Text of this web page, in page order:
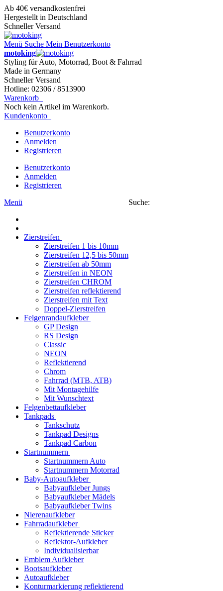
Ab 40€ versandkostenfrei
Hergestellt in Deutschland
Schneller Versand
Menü Suche Mein Benutzerkonto
motoking
Styling für Auto, Motorrad, Boot & Fahrrad
Made in Germany
Schneller Versand
Hotline: 02306 / 8513900
Warenkorb
Noch kein Artikel im Warenkorb.
Kundenkonto
Benutzerkonto
Anmelden
Registrieren
Benutzerkonto
Anmelden
Registrieren
Menü
Zierstreifen
Zierstreifen 1 bis 10mm
Zierstreifen 12,5 bis 50mm
Zierstreifen ab 50mm
Zierstreifen in NEON
Zierstreifen CHROM
Zierstreifen reflektierend
Zierstreifen mit Text
Doppel-Zierstreifen
Felgenrandaufkleber
GP Design
RS Design
Classic
NEON
Reflektierend
Chrom
Fahrrad (MTB, ATB)
Mit Montagehilfe
Mit Wunschtext
Felgenbettaufkleber
Tankpads
Tankschutz
Tankpad Designs
Tankpad Carbon
Startnummern
Startnummern Auto
Startnummern Motorrad
Baby-Autoaufkleber
Babyaufkleber Jungs
Babyaufkleber Mädels
Babyaufkleber Twins
Nierenaufkleber
Fahrradaufkleber
Reflektierende Sticker
Reflektor-Aufkleber
Individualisierbar
Emblem Aufkleber
Bootsaufkleber
Autoaufkleber
Konturmarkierung reflektierend
Suche: